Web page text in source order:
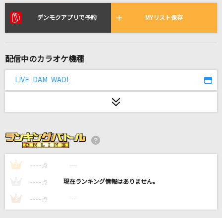
リアルタイムで歌われている曲の一覧
臍淑女-ヴィーナス-
濡れた髪に触れられた時
Calc.
ジミーサムP feat.初音ミク
バージョン)
Official髭男dism
デンモクアプリで予約 MYリスト保存
配信中のカラオケ機種
LIVE DAM WAO!
1 ---- 点 ----
---- 点 ----
3 ---- 点 ----